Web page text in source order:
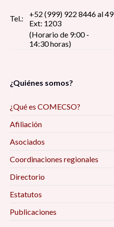
Tel.:
+52 (999) 922 8446 al 49
Ext: 1203
(Horario de 9:00 -
14:30 horas)
¿Quiénes somos?
¿Qué es COMECSO?
Afiliación
Asociados
Coordinaciones regionales
Directorio
Estatutos
Publicaciones